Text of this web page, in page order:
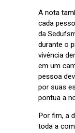
A nota
cada
da
durante o
vivência
em um
pessoa
por suas
pontua a
Por fim, a
toda a